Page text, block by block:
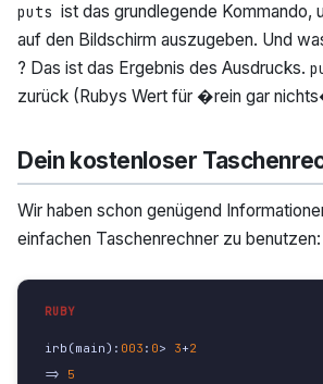
puts ist das grundlegende Kommando,
auf den Bildschirm auszugeben. Und
? Das ist das Ergebnis des Ausdrucks.
zurück (Rubys Wert für �rein gar
Dein kostenloser
Wir haben schon genügend
einfachen Taschenrechner zu benutzen:
irb (main): 003 : 0> 3+2
=>
5